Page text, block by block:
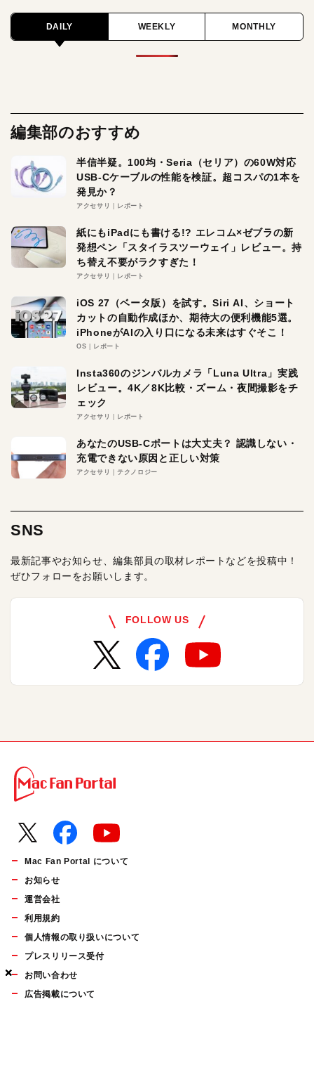
×
×
×
DAILY WEEKLY MONTHLY
編集部のおすすめ
半信半疑。100均・Seria（セリア）の60W対応
USB-Cケーブルの性能を検証。超コスパの1本を
発見か？
アクセサリ レポート
紙にもiPadにも書ける!? エレコム×ゼブラの新
発想ペン「スタイラスツーウェイ」レビュー。持
ち替え不要がラクすぎた！
アクセサリ レポート
iOS 27（ベータ版）を試す。Siri AI、ショート
カットの自動作成ほか、期待大の便利機能5選。
iPhoneがAIの入り口になる未来はすぐそこ！
OS レポート
Insta360のジンバルカメラ「Luna Ultra」実践
レビュー。4K／8K比較・ズーム・夜間撮影をチ
ェック
アクセサリ レポート
あなたのUSB-Cポートは大丈夫？ 認識しない・
充電できない原因と正しい対策
アクセサリ テクノロジー
SNS
最新記事やお知らせ、編集部員の取材レポートなどを投稿中！
ぜひフォローをお願いします。
FOLLOW US
Mac Fan Portal について
お知らせ
運営会社
利用規約
個人情報の取り扱いについて
プレスリリース受付
お問い合わせ
広告掲載について